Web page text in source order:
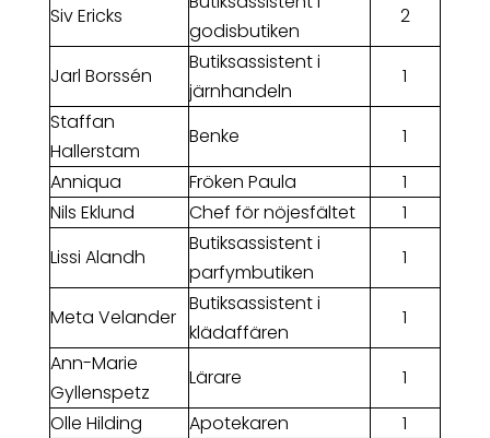
Siv Ericks
godisbutiken
2
Jarl Borssén
Butiksassistent i
järnhandeln
1
Staffan
Hallerstam
Benke
1
Anniqua
Fröken Paula
1
Nils Eklund
Chef för nöjesfältet
1
Lissi Alandh
Butiksassistent i
parfymbutiken
1
Meta Velander
Butiksassistent i
klädaffären
1
Ann-Marie
Gyllenspetz
Lärare
1
Olle Hilding
Apotekaren
1